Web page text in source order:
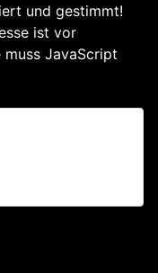
und gestimmt!
ist vor
JavaScript